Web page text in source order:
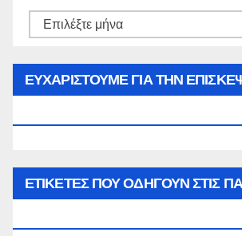
Αρθρα
ΕΥΧΑΡΙΣΤΟΥΜΕ ΓΙΑ ΤΗΝ
ΕΤΙΚΈΤΕΣ ΠΟΥ ΟΔΗΓΟΎΝ ΣΤΙΣ